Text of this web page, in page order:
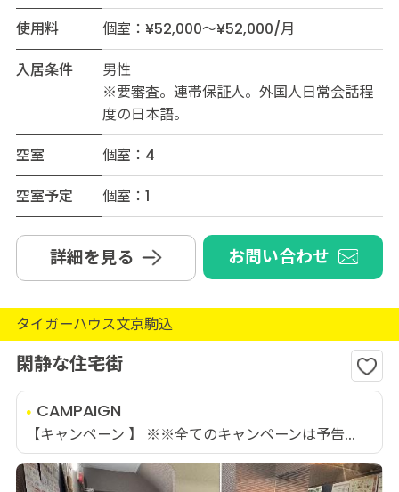
使用料
個室：¥52,000～¥52,000/月
入居条件
男性
※要審査。連帯保証人。外国人日常会話程
度の日本語。
空室
個室：4
空室予定
個室：1
詳細を見る お問い合わせ
タイガーハウス文京駒込
閑静な住宅街
CAMPAIGN
【キャンペーン 】 ※※全てのキャンペーンは予告...